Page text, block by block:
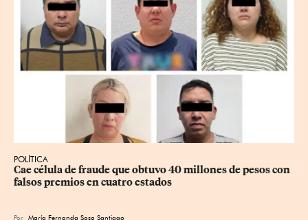
POLÍTICA
Cae célula de fraude que obtuvo 40 millones de pesos con
falsos premios en cuatro estados
Por María Fernanda Sosa Santiago